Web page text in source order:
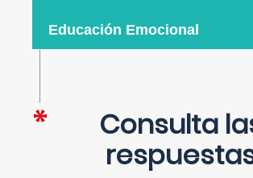
Educación Emocional
Consulta